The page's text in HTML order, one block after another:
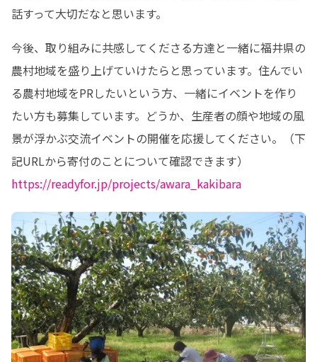
話すって大切だなと思います。
今後、取り組みに共感してくださる方達と一緒に福井県の
農村地域を盛り上げていけたらと思っています。住んでい
る農村地域をPRしたいという方、一緒にイベントを作り
たい方も募集しています。どうか、生産者の顔や地域の風
景が浮かぶ交流イベントの開催を応援してください。（下
https://readyfor.jp/projects/awara_kakibara